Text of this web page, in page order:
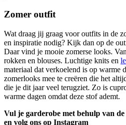
Zomer outfit
Wat draag jij graag voor outfits in de
en inspiratie nodig? Kijk dan op de
Daar vind je mooie zomerse looks.
rokken en blouses. Luchtige knits en
materiaal dat verkoelend is op warme
zomerlooks mee te creëren die het
die je dit jaar veel terugziet. Zo is
warme dagen omdat deze stof ademt.
Vul je garderobe met behulp van
en volg ons op Instagram